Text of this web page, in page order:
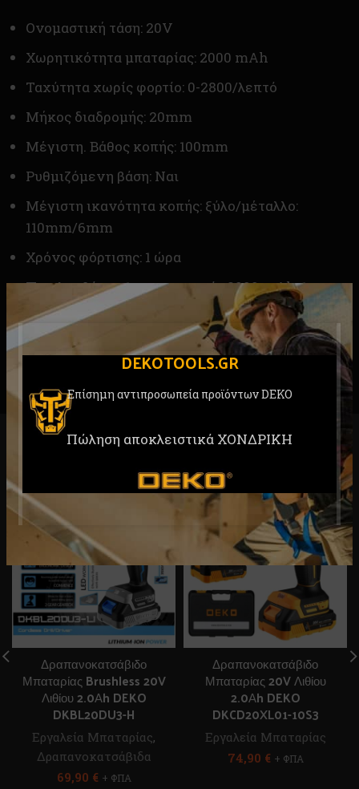
DEKOTOOLS.GR
Επίσημη αντιπροσωπεία προϊόντων DEKO
Πώληση αποκλειστικά ΧΟΝΔΡΙΚΗ
Ονομαστική τάση: 20V
Χωρητικότητα μπαταρίας: 2000 mAh
Ταχύτητα χωρίς φορτίο: 0-2800/λεπτό
Μήκος διαδρομής: 20mm
Μέγιστη. Βάθος κοπής: 100mm
Ρυθμιζόμενη βάση: Ναι
Μέγιστη ικανότητα κοπής: ξύλο/μέταλλο:
110mm/6mm
Χρόνος φόρτισης: 1 ώρα
Περιλαμβάνει: 1 τμχ μπαταρία 2000 mAh, 1 τεμ.
φορτιστή, 1 λάμμα κοπής, ενχειρίδιο χρήσης
Συσκευασία : κουτί
RELATED PRODUCTS
Δραπανοκατσάβιδο
Μπαταρίας Brushless 20V
Λιθίου 2.0Αh DEKO
DKBL20DU3-H
Εργαλεία Μπαταρίας,
Δραπανοκατσάβιδα
69,90 € + ΦΠΑ
Δραπανοκατσάβιδο
Μπαταρίας 20V Λιθίου
2.0Αh DEKO
DKCD20XL01-10S3
Εργαλεία Μπαταρίας
74,90 € + ΦΠΑ